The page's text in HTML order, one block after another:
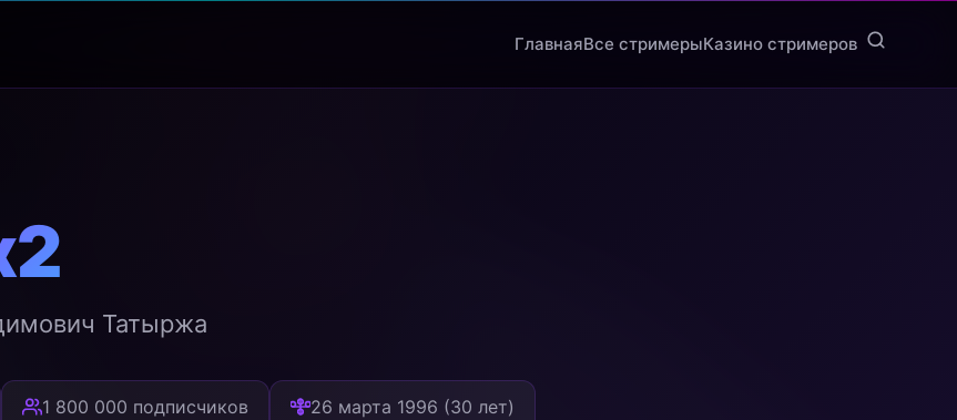
ГлавнаяВсе стримерыКазино стримеров
Татыржа
1 800 000 подписчиков 26 марта 1996 (30 лет)